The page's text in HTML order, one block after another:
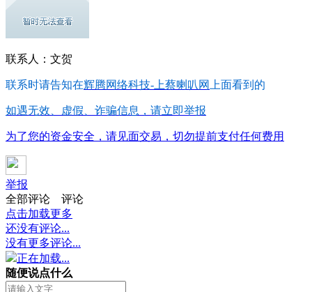
联系人：文贺
联系时请告知在辉腾网络科技-上蔡喇叭网 上面看到的
如遇无效、虚假、诈骗信息，请立即举报
为了您的资金安全，请见面交易，切勿提前支付任何费用
举报
全部评论
评论
点击加载更多
还没有评论...
没有更多评论...
正在加载...
随便说点什么